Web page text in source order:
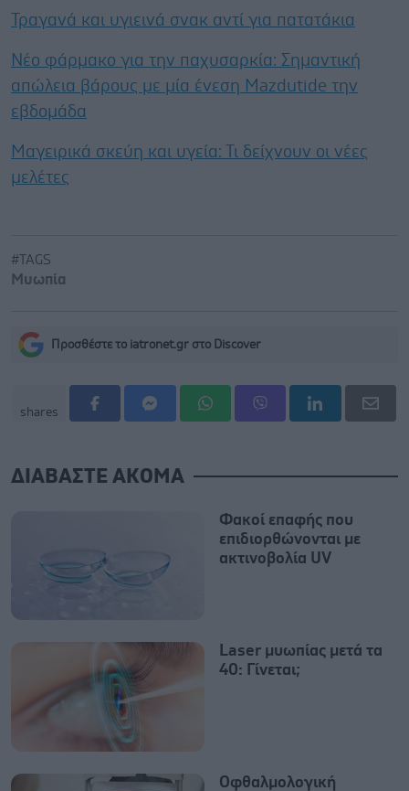
Τραγανά και υγιεινά σνακ αντί για πατατάκια
Νέο φάρμακο για την παχυσαρκία: Σημαντική
απώλεια βάρους με μία ένεση Mazdutide την
εβδομάδα
Μαγειρικά σκεύη και υγεία: Τι δείχνουν οι νέες
μελέτες
#TAGS
Μυωπία
Προσθέστε το iatronet.gr στο Discover
shares
ΔΙΑΒΑΣΤΕ ΑΚΟΜΑ
Φακοί επαφής που
επιδιορθώνονται με
ακτινοβολία UV
Laser μυωπίας μετά τα
40: Γίνεται;
Οφθαλμολογική